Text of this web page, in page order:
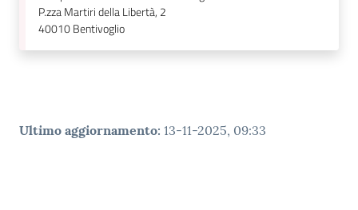
P.zza Martiri della Libertà, 2
40010Bentivoglio
Ultimo aggiornamento: 13-11-2025, 09:33